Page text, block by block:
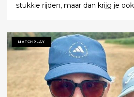
stukkie rijden, maar dan krijg je
twaalf heb gezegd dat ik het zo’n
Tot ik uiteindelijk aankondigde
meer ging zeggen.
MATCHPLAY